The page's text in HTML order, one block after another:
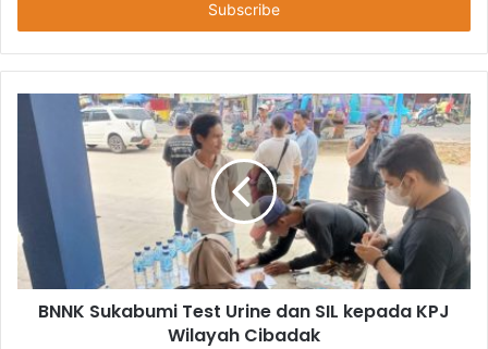
BNNK Sukabumi Test Urine dan SIL kepada KPJ
Wilayah Cibadak